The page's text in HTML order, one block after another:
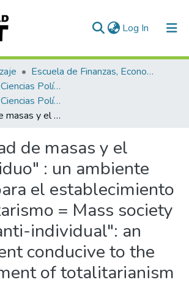
Log In (current)
Escuela de Finanzas, Economía y Gobierno
Cuadernos de Ciencias Políticas
Cuadernos de Ciencias Políticas, Núm. 06 (2014)
La sociedad de masas y el "antiindividuo" : un ambiente propicio para el establecimiento del totalitarismo = Mass society and the "anti-individual": an environment conducive to the establishment of totalitarianism
de masas y el
: un ambiente
el establecimiento
= Mass society
individual": an
conducive to the
of totalitarianism